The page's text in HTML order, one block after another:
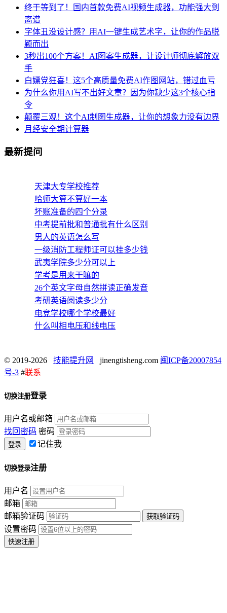
终于等到了！国内首款免费AI视频生成器，功能强大到
离谱
字体丑没设计感？用AI一键生成艺术字，让你的作品脱
颖而出
3秒出100个方案！AI图案生成器，让设计师彻底解放双
手
白嫖党狂喜！这5个高质量免费AI作图网站，错过血亏
为什么你用AI写不出好文章？因为你缺少这3个核心指
令
颠覆三观！这个AI制图生成器，让你的想象力没有边界
月经安全期计算器
最新提问
天津大专学校推荐
哈师大算不算好一本
坏账准备的四个分录
中考提前批和普通批有什么区别
男人的英语怎么写
一级消防工程师证可以挂多少钱
武夷学院多少分可以上
学考是用来干嘛的
26个英文字母自然拼读正确发音
考研英语阅读多少分
电竞学校哪个学校最好
什么叫相电压和线电压
© 2019-2026 技能提升网 jinengtisheng.com 闽ICP备20007854
号-3 #联系
切换注册登录
用户名或邮箱
找回密码 密码
记住我
切换登录注册
用户名
邮箱
邮箱验证码
设置密码